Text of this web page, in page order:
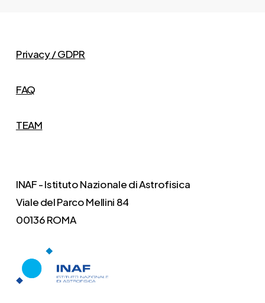
Privacy / GDPR
FAQ
TEAM
INAF - Istituto Nazionale di Astrofisica
Viale del Parco Mellini 84
00136 ROMA